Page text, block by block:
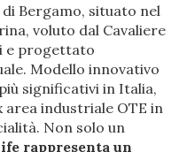
Bergamo, situato nel
voluto dal Cavaliere
e progettato
Modello innovativo
significativi in Italia,
industriale OTE in
Non solo un
rappresenta un